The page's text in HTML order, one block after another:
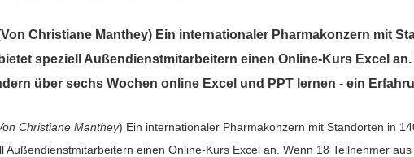
Christiane Manthey) Ein internationaler Pharmakonzern mit
speziell Außendienstmitarbeitern einen Online-Kurs Excel
über sechs Wochen online Excel und PPT lernen - ein
Christiane Manthey) Ein internationaler Pharmakonzern mit Standorten in
Außendienstmitarbeitern einen Online-Kurs Excel an. Wenn 18 Teilnehmer